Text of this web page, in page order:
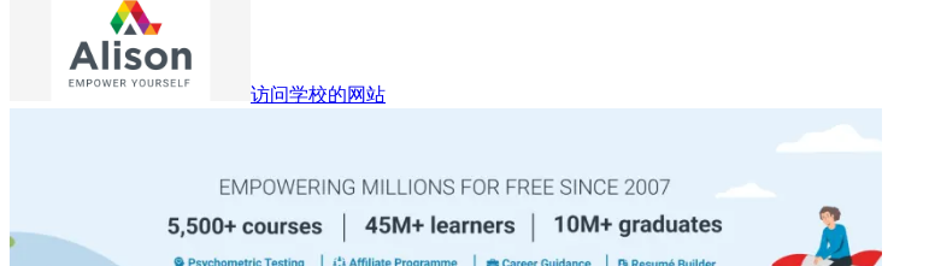
访问学校的网站